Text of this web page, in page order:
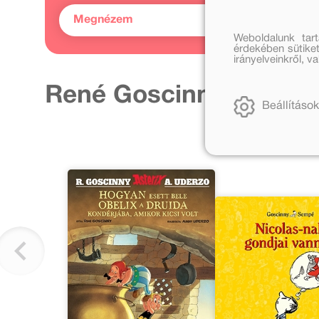
Megnézem
René Goscinny további
Weboldalunk
érdekében
irányelveinkről,
Beállítások